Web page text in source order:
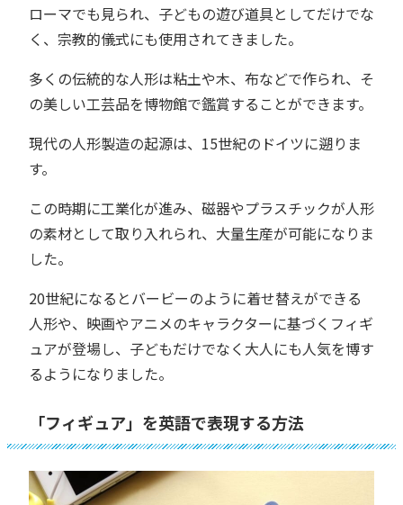
ローマでも見られ、子どもの遊び道具としてだけでな
く、宗教的儀式にも使用されてきました。
多くの伝統的な人形は粘土や木、布などで作られ、そ
の美しい工芸品を博物館で鑑賞することができます。
現代の人形製造の起源は、15世紀のドイツに遡りま
す。
この時期に工業化が進み、磁器やプラスチックが人形
の素材として取り入れられ、大量生産が可能になりま
した。
20世紀になるとバービーのように着せ替えができる
人形や、映画やアニメのキャラクターに基づくフィギ
ュアが登場し、子どもだけでなく大人にも人気を博す
るようになりました。
「フィギュア」を英語で表現する方法